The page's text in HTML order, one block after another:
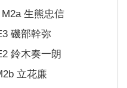
生熊忠信
磯部幹弥
鈴木奏一朗
立花廉